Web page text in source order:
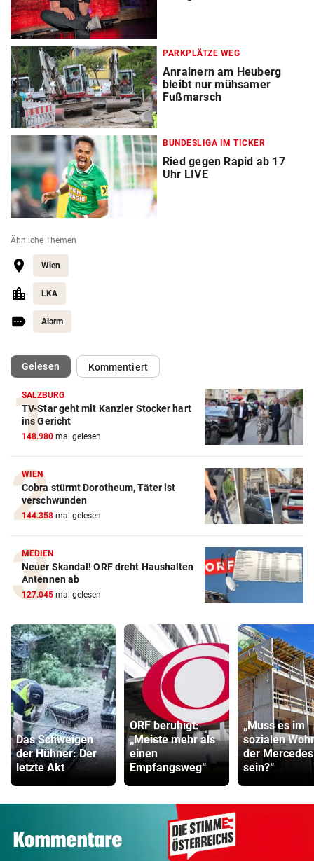
PARKPLÄTZE WEG
Anrainern am Heuberg
bleibt nur mühsamer
Fußmarsch
BUNDESLIGA IM TICKER
Ried gegen Rapid ab 17
Uhr LIVE
Ähnliche Themen
Wien
LKA
Alarm
Gelesen(ausgewählt)Kommentiert
SALZBURG
TV-Star geht mit Kanzler Stocker hart
ins Gericht
148.980 mal gelesen
WIEN
Cobra stürmt Dorotheum, Täter ist
verschwunden
144.358 mal gelesen
MEDIEN
Neuer Skandal! ORF dreht Haushalten
Antennen ab
127.045 mal gelesen
Das Schweigen
der Hühner: Der
letzte Akt
ORF beruhigt:
„Meiste mehr als
einen
Empfangsweg“
„Muss es im
sozialen
der Mercedes
sein?“